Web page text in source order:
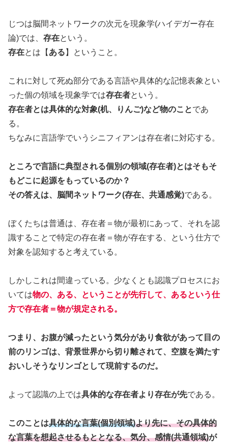
じつは脳間ネットワークの次元を現象学(ハイデガー存在
論)では、 存在という。
存在とは【 ある 】ということ。
これに対して死ぬ部分である言語や具体的な記憶表象とい
った個の領域を現象学では存在者という。
存在者とは具体的な対象(机、りんご)など物のことであ
る。
ちなみに言語学でいうシニフィアンは存在者に対応する。
ところで言語に典型される個別の領域(存在者)とはそもそ
もどこに起源をもっているのか？
その答えは、脳間ネットワーク(存在、共通感覚)である。
ぼくたちは普通は、存在者＝物が最初にあって、それを認
識することで特定の存在者＝物が存在する、という仕方で
対象を認知すると考えている。
しかしこれは間違っている。少なくとも認識プロセスにお
いては物の、ある、ということが先行して、あるという仕
方で存在者＝物が規定される。
つまり、お腹が減ったという気分があり食欲があって目の
前のリンゴは、背景世界から切り離されて、空腹を満たす
おいしそうなリンゴとして現前するのだ。
よって認識の上では具体的な存在者より存在が先である。
このことは具体的な言葉(個別領域)より先に、その具体的
な言葉を想起させるもととなる、気分、感情(共通領域)が